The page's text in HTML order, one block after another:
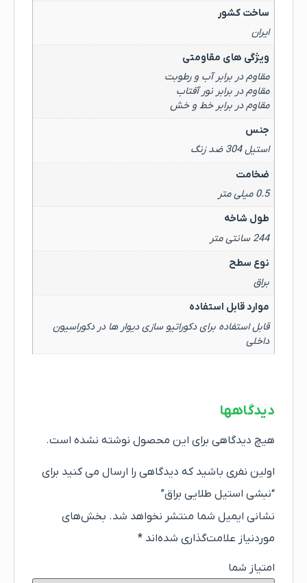
ساخت کشور
ایران
ویژگی های مقاومتی
مقاوم در برابر آب و رطوبت
مقاوم در برابر نور آفتاب
مقاوم در برابر خط و خش
جنس
استیل 304 ضد زنگ
ضخامت
0.5 میلی متر
طول شاخه
244 سانتی متر
نوع سطح
براق
موارد قابل استفاده
قابل استفاده برای دکوراتیو سازی دیوار ها در دکوراسیون
داخلی
دیدگاهها
هیچ دیدگاهی برای این محصول نوشته نشده است.
اولین نفری باشید که دیدگاهی را ارسال می کنید برای
“نبشی استیل طلایی براق”
نشانی ایمیل شما منتشر نخواهد شد. بخش‌های
موردنیاز علامت‌گذاری شده‌اند *
امتیاز شما